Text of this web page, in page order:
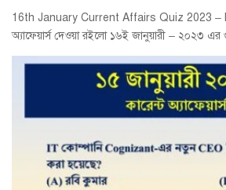
16th January Current Affairs Quiz 2023 –
অ্যাফেয়ার্স দেওয়া রইলো ১৬ই জানুয়ারী – ২০২৩ এর